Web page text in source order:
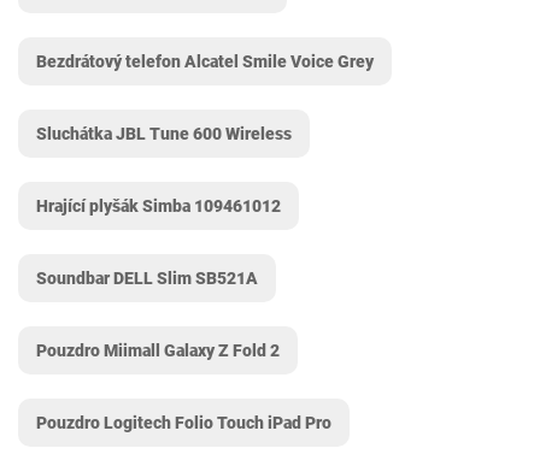
Bezdrátový telefon Alcatel Smile Voice Grey
Sluchátka JBL Tune 600 Wireless
Hrající plyšák Simba 109461012
Soundbar DELL Slim SB521A
Pouzdro Miimall Galaxy Z Fold 2
Pouzdro Logitech Folio Touch iPad Pro